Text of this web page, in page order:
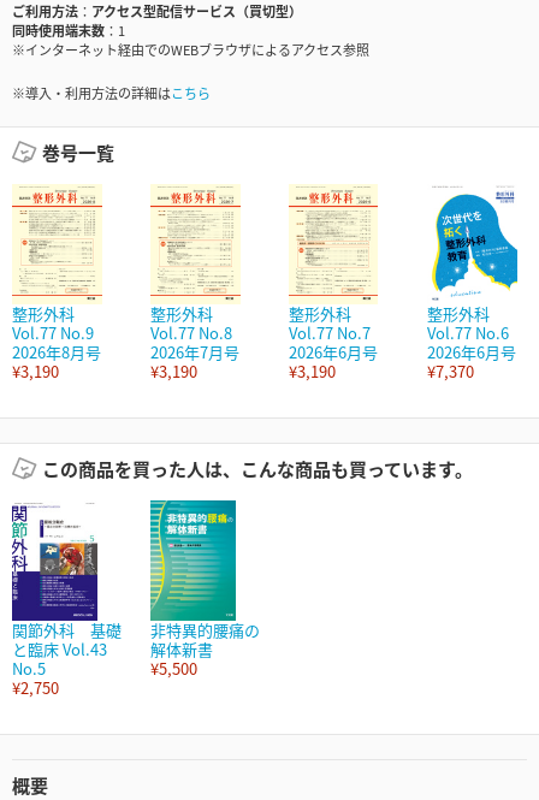
ご利用方法
アクセス型配信サービス（買切型）
同時使用端末数
1
※インターネット経由でのWEBブラウザによるアクセス参照
※導入・利用方法の詳細はこちら
巻号一覧
整形外科
Vol.77 No.9
2026年8月号
¥3,190
整形外科
Vol.77 No.8
2026年7月号
¥3,190
整形外科
Vol.77 No.7
2026年6月号
¥3,190
整形外科
Vol.77 No.6
2026年6月号
¥7,370
この商品を買った人は、こんな商品も買っています。
関節外科 基礎
と臨床 Vol.43
No.5
¥2,750
非特異的腰痛の
解体新書
¥5,500
概要